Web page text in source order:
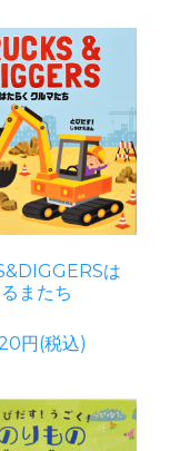
は
またち
円(税込)